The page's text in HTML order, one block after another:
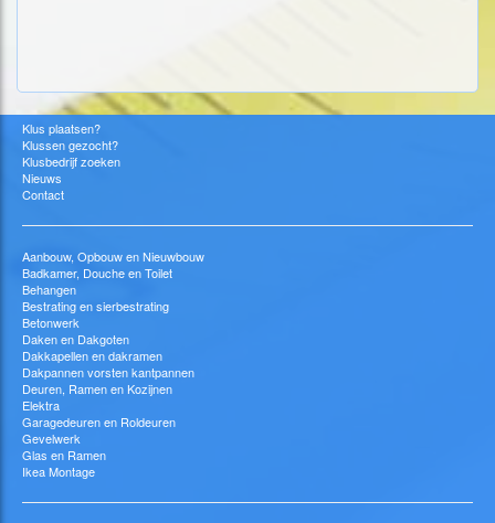
Klus plaatsen?
Klussen gezocht?
Klusbedrijf zoeken
Nieuws
Contact
Aanbouw, Opbouw en Nieuwbouw
Badkamer, Douche en Toilet
Behangen
Bestrating en sierbestrating
Betonwerk
Daken en Dakgoten
Dakkapellen en dakramen
Dakpannen vorsten kantpannen
Deuren, Ramen en Kozijnen
Elektra
Garagedeuren en Roldeuren
Gevelwerk
Glas en Ramen
Ikea Montage